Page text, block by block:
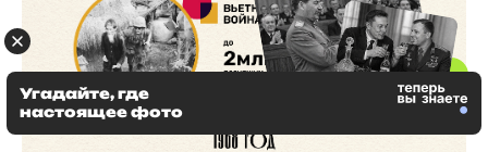
Угадайте, где
настоящее фото